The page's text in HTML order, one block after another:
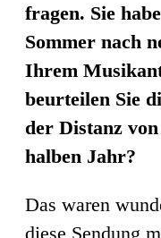
fragen. Sie
Sommer nach
Ihrem
beurteilen Sie
der Distanz
halben Jahr?
Das waren
diese Sendung